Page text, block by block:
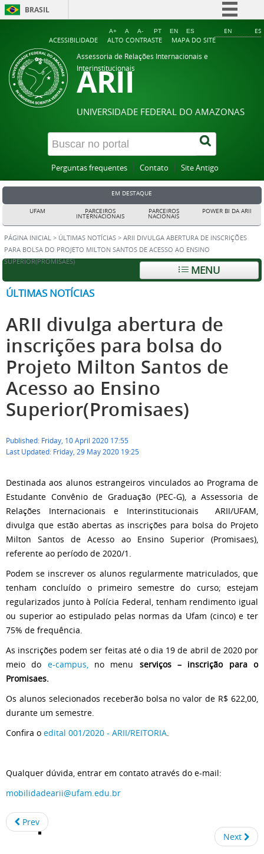
BRASIL
Simplifique!
EN ES
ACESSIBILIDADE ALTO CONTRASTE MAPA DO SITE
A+ A A- PT EN ES
Assessoria de Relações Internacionais e
Interinstitucionais
ARII
UNIVERSIDADE FEDERAL DO AMAZONAS
Perguntas frequentes Contato Site Antigo
EM DESTAQUE
UFAM PARCEIROS
INTERNACIONAIS
PARCEIROS
NACIONAIS
POWER BI DA ARII
PÁGINA INICIAL > ÚLTIMAS NOTÍCIAS > ARII DIVULGA ABERTURA DE INSCRIÇÕES
PARA BOLSA DO PROJETO MILTON SANTOS DE ACESSO AO ENSINO
SUPERIOR(PROMISAES)
MENU
ÚLTIMAS NOTÍCIAS
ARII divulga abertura de
inscrições para bolsa do
Projeto Milton Santos de
Acesso ao Ensino
Superior(Promisaes)
Published: Friday, 10 April 2020 17:55
Last Updated: Friday, 29 May 2020 19:25
Destinada aos alunos estrangeiros vinculados ao Programa de
Estudante Convênio de Graduação (PEC-G), a Assessoria de
Relações Internacionais e Interinstitucionais ARII/UFAM,
divulga que estão abertas as inscrições para bolsa do Projeto
Milton Santos de Acesso ao Ensino Superior (Promisaes),
referente ao período de 2020/1.
Podem se inscrever os alunos regularmente matriculados, que
tenham concluído o primeiro semestre do curso; estejam
regularizados junto à Polícia Federal, tenham rendimento igual
ou superior ao estipulado pelas normas da Ufam (cinco) e ter
75% de frequência.
As inscrições podem ser feitas até o dia 19 de abril de 2020 por
meio do e-campus,no menu serviços – inscrição para o
Promisaes.
Os alunos selecionados receberão bolsa no valor de R$ 622,00,
durante um semestre.
Confira o edital 001/2020 - ARII/REITORIA.
Qualquer dúvida, entrar em contato através do e-mail:
mobilidadearii@ufam.edu.br
Prev
Next